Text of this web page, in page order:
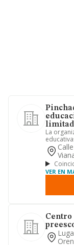
La
tie...
VER EN
Centro